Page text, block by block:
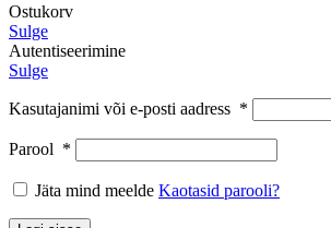
Ostukorv
Sulge
Autentiseerimine
Sulge
Kasutajanimi või e-posti aadress *
Parool *
Jäta mind meelde Kaotasid parooli?